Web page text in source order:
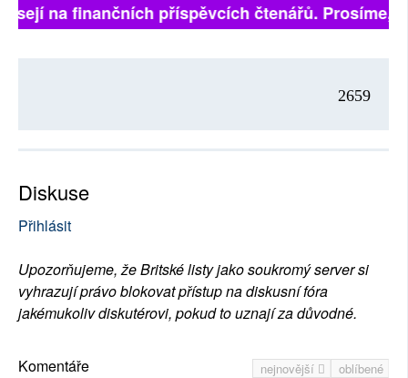
na finančních příspěvcích čtenářů. Prosíme,
2659
Diskuse
Přihlásit
Upozorňujeme, že Britské listy jako soukromý server si
vyhrazují právo blokovat přístup na diskusní fóra
jakémukoliv diskutérovi, pokud to uznají za důvodné.
nejnovější oblíbené
Komentáře